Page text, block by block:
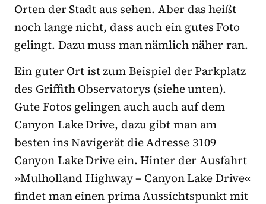
Orten der Stadt aus sehen. Aber das heißt
noch lange nicht, dass auch ein gutes Foto
gelingt. Dazu muss man nämlich näher ran.
Ein guter Ort ist zum Beispiel der Parkplatz
des Griffith Observatorys (siehe unten).
Gute Fotos gelingen auch auch auf dem
Canyon Lake Drive, dazu gibt man am
besten ins Navigerät die Adresse 3109
Canyon Lake Drive ein. Hinter der Ausfahrt
»Mulholland Highway – Canyon Lake Drive«
findet man einen prima Aussichtspunkt mit